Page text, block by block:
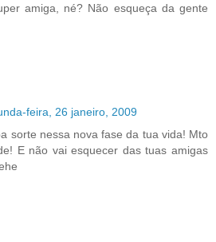
amiga, né? Não esqueça da gente
feira, 26 janeiro, 2009
sorte nessa nova fase da tua vida! Mto
E não vai esquecer das tuas amigas